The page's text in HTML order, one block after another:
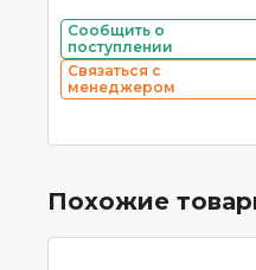
Сообщить о
поступлении
Связаться с
менеджером
Похожие